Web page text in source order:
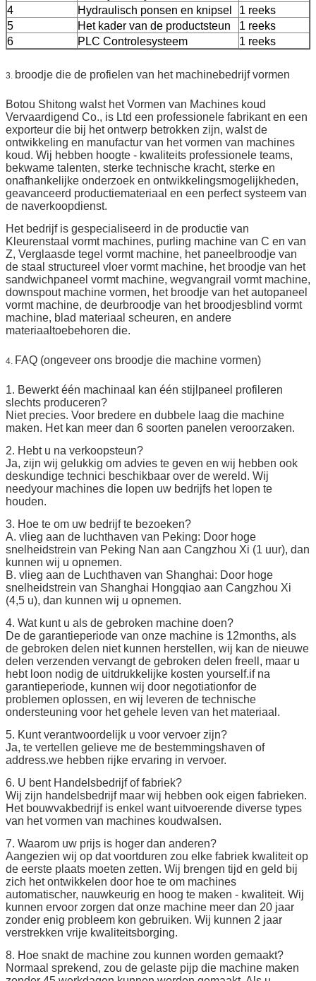
4
Hydraulisch ponsen en knipsel
1 reeks
5
Het kader van de productsteun
1 reeks
6
PLC Controlesysteem 1 reeks
3. broodje die de profielen van het machinebedrijf vormen
Botou Shitong walst het Vormen van Machines koud
Vervaardigend Co., is Ltd een professionele fabrikant en een
exporteur die bij het ontwerp betrokken zijn, walst de
ontwikkeling en manufactur van het vormen van machines
koud. Wij hebben hoogte - kwaliteits professionele teams,
bekwame talenten, sterke technische kracht, sterke en
onafhankelijke onderzoek en ontwikkelingsmogelijkheden,
geavanceerd productiemateriaal en een perfect systeem van
de naverkoopdienst.
Het bedrijf is gespecialiseerd in de productie van
Kleurenstaal vormt machines, purling machine van C en van
Z, Verglaasde tegel vormt machine, het paneelbroodje van
de staal structureel vloer vormt machine, het broodje van het
sandwichpaneel vormt machine, wegvangrail vormt machine,
downspout machine vormen, het broodje van het autopaneel
vormt machine, de deurbroodje van het broodjesblind vormt
machine, blad materiaal scheuren, en andere
materiaaltoebehoren die.
4. FAQ (ongeveer ons broodje die machine vormen)
1. Bewerkt één machinaal kan één stijlpaneel profileren
slechts produceren?
Niet precies. Voor bredere en dubbele laag die machine
maken. Het kan meer dan 6 soorten panelen veroorzaken.
2. Hebt u na verkoopsteun?
Ja, zijn wij gelukkig om advies te geven en wij hebben ook
deskundige technici beschikbaar over de wereld. Wij
needyour machines die lopen uw bedrijfs het lopen te
houden.
3. Hoe te om uw bedrijf te bezoeken?
A. vlieg aan de luchthaven van Peking: Door hoge
snelheidstrein van Peking Nan aan Cangzhou Xi (1 uur), dan
kunnen wij u opnemen.
B. vlieg aan de Luchthaven van Shanghai: Door hoge
snelheidstrein van Shanghai Hongqiao aan Cangzhou Xi
(4,5 u), dan kunnen wij u opnemen.
4. Wat kunt u als de gebroken machine doen?
De de garantieperiode van onze machine is 12months, als
de gebroken delen niet kunnen herstellen, wij kan de nieuwe
delen verzenden vervangt de gebroken delen freell, maar u
hebt loon nodig de uitdrukkelijke kosten yourself.if na
garantieperiode, kunnen wij door negotiationfor de
problemen oplossen, en wij leveren de technische
ondersteuning voor het gehele leven van het materiaal.
5. Kunt verantwoordelijk u voor vervoer zijn?
Ja, te vertellen gelieve me de bestemmingshaven of
address.we hebben rijke ervaring in vervoer.
6. U bent Handelsbedrijf of fabriek?
Wij zijn handelsbedrijf maar wij hebben ook eigen fabrieken.
Het bouwvakbedrijf is enkel want uitvoerende diverse types
van het vormen van machines koudwalsen.
7. Waarom uw prijs is hoger dan anderen?
Aangezien wij op dat voortduren zou elke fabriek kwaliteit op
de eerste plaats moeten zetten. Wij brengen tijd en geld bij
zich het ontwikkelen door hoe te om machines
automatischer, nauwkeurig en hoog te maken - kwaliteit. Wij
kunnen ervoor zorgen dat onze machine meer dan 20 jaar
zonder enig probleem kon gebruiken. Wij kunnen 2 jaar
verstrekken vrije kwaliteitsborging.
8. Hoe snakt de machine zou kunnen worden gemaakt?
Normaal sprekend, zou de gelaste pijp die machine maken